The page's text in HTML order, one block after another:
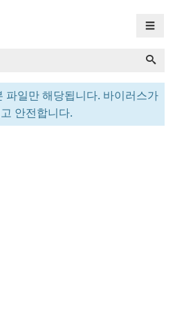
☰
파일만 해당됩니다. 바이러스가
안전합니다.